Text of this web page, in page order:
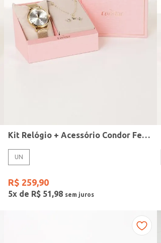
Kit Relógio + Acessório Condor Feminino DOURADO
UN
R$ 259,90
5x de R$ 51,98